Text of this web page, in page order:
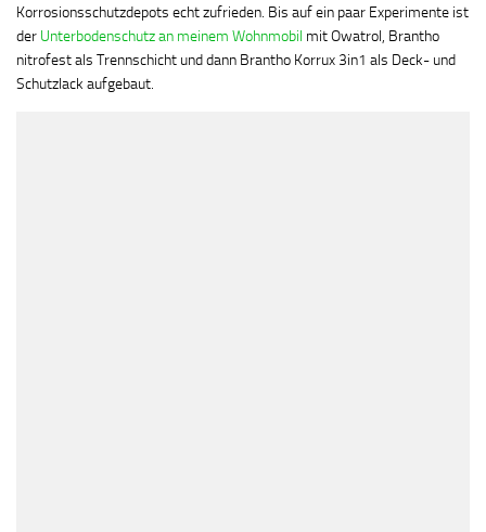
Korrosionsschutzdepots echt zufrieden. Bis auf ein paar Experimente ist
der Unterbodenschutz an meinem Wohnmobil mit Owatrol, Brantho
nitrofest als Trennschicht und dann Brantho Korrux 3in1 als Deck- und
Schutzlack aufgebaut.